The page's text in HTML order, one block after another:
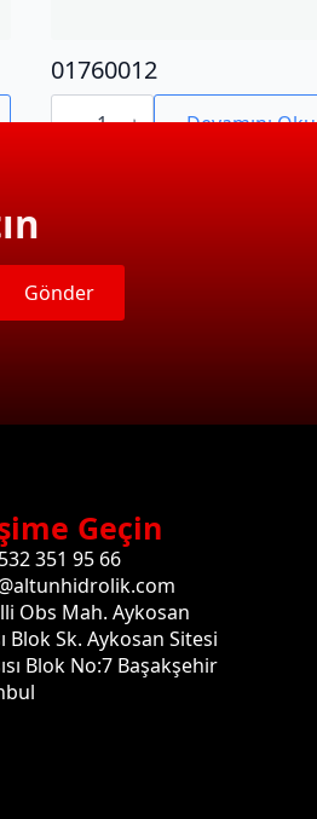
01760012
01760012
adet Devamını Oku
Gönder
Geçin
351 95 66
Obs Mah. Aykosan
Blok Sk. Aykosan Sitesi
Blok No:7 Başakşehir